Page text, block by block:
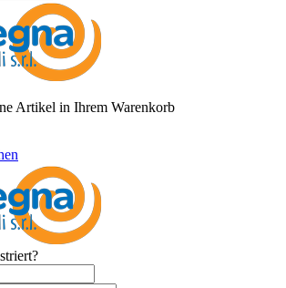
Artikel in Ihrem Warenkorb